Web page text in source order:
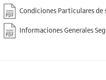
Condiciones Particulares de
Informaciones Generales